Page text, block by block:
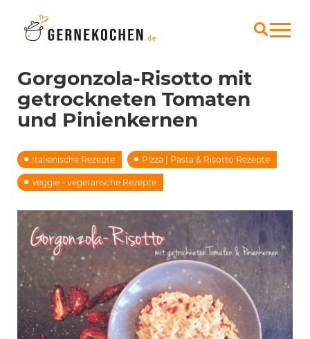
Gorgonzola-Risotto mit
getrockneten Tomaten
und Pinienkernen
Italienische Rezepte Pizza | Pasta & Risotto Rezepte
Veggie - vegetarische Rezepte